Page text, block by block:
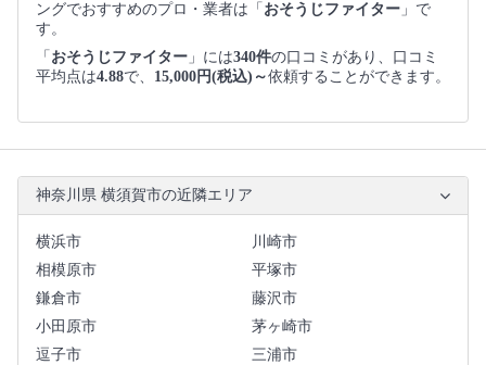
ングでおすすめのプロ・業者は「 おそうじファイター 」で
す。
「 おそうじファイター 」には340件の口コミがあり、口コミ
平均点は4.88で、 15,000円(税込)～依頼することができます。
神奈川県 横須賀市の近隣エリア
横浜市
川崎市
相模原市
平塚市
鎌倉市
藤沢市
小田原市
茅ヶ崎市
逗子市
三浦市